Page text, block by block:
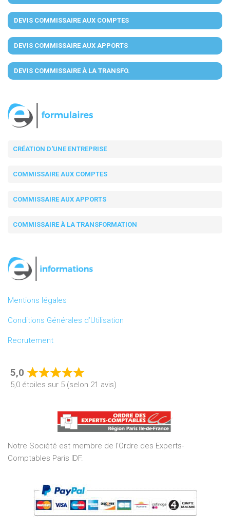
DEVIS COMMISSAIRE AUX COMPTES
DEVIS COMMISSAIRE AUX APPORTS
DEVIS COMMISSAIRE À LA TRANSFO.
CRÉATION D'UNE ENTREPRISE
COMMISSAIRE AUX COMPTES
COMMISSAIRE AUX APPORTS
COMMISSAIRE À LA TRANSFORMATION
Mentions légales
Conditions Générales d’Utilisation
Recrutement
5,0
Rated
5,0
of
5
5,0 étoiles sur 5 (selon 21 avis)
Notre Société est membre de l’Ordre des Experts-
Comptables Paris IDF.